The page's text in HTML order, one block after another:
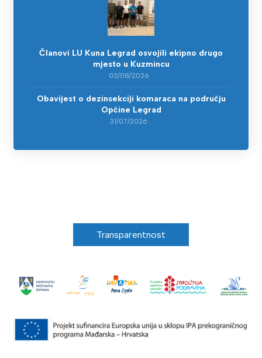
Članovi LU Kuna Legrad osvojili ekipno drugo
mjesto u Kuzmincu
03/08/2026
Obavijest o dezinsekciji komaraca na području
Općine Legrad
31/07/2026
Transparentnost